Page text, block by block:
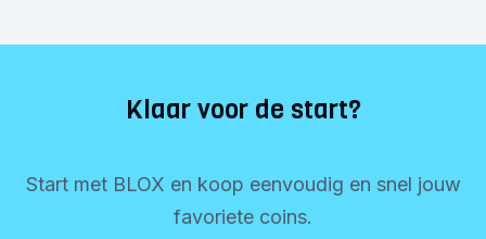
Klaar voor de start?
Start met BLOX en koop eenvoudig en snel jouw
favoriete coins.